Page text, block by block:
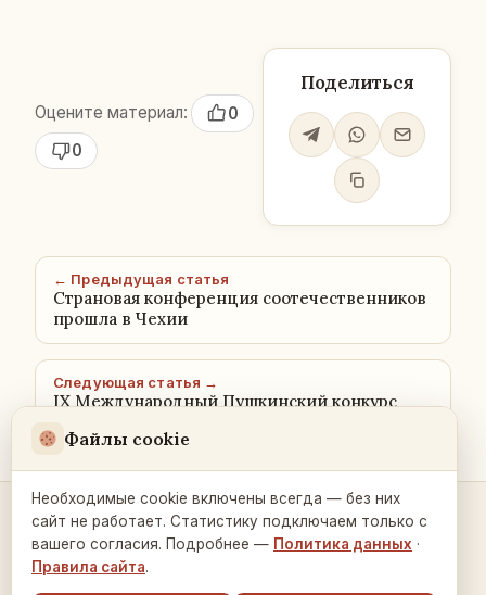
Оцените материал:
0
0
Поделиться
← Предыдущая статья
Страновая конференция соотечественников
прошла в Чехии
Следующая статья →
IX Международный Пушкинский конкурс
Контакты и связь →
Файлы cookie
Необходимые cookie включены всегда — без них
сайт не работает. Статистику подключаем только с
вашего согласия. Подробнее — Политика данных ·
Правила сайта.